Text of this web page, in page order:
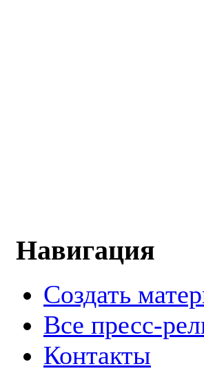
Навигация
Создать
Все пресс-
Контакты